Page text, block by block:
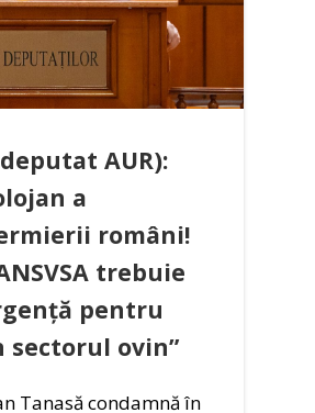
AUR):
a
români!
trebuie
pentru
sectorul ovin”
Tanasă condamnă în